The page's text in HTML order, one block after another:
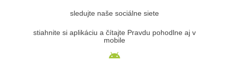
sledujte naše sociálne siete
stiahnite si aplikáciu a čítajte Pravdu pohodlne aj v
mobile